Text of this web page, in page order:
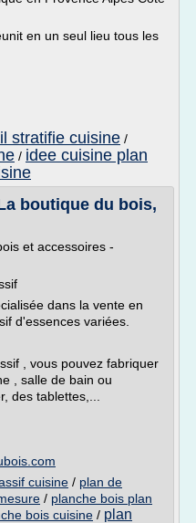
en un seul lieu tous les
stratifie cuisine /
/ idee cuisine plan
boutique du bois,
et accessoires -
dans la vente en
d'essences variées.
, vous pouvez fabriquer
, salle de bain ou
des tablettes,...
cuisine / plan de
/ planche bois plan
bois cuisine / plan